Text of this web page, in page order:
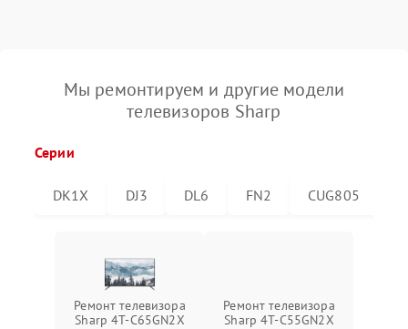
Мы ремонтируем и другие модели
телевизоров Sharp
Серии
DK1X DJ3 DL6 FN2 CUG805
Ремонт телевизора
Sharp 4T-C65GN2X
Ремонт телевизора
Sharp 4T-C55GN2X